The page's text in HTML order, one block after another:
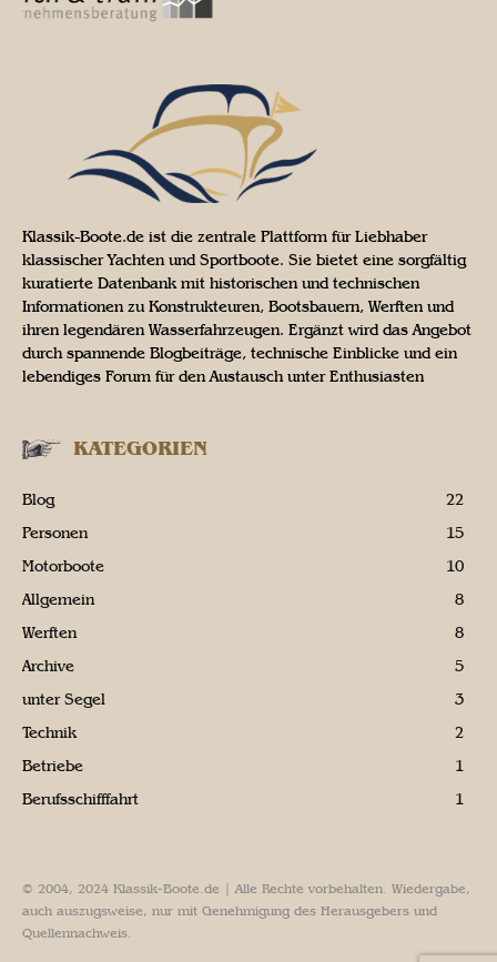
Klassik-Boote.de ist die zentrale Plattform für Liebhaber
klassischer Yachten und Sportboote. Sie bietet eine sorgfältig
kuratierte Datenbank mit historischen und technischen
Informationen zu Konstrukteuren, Bootsbauern, Werften und
ihren legendären Wasserfahrzeugen. Ergänzt wird das Angebot
durch spannende Blogbeiträge, technische Einblicke und ein
lebendiges Forum für den Austausch unter Enthusiasten
KATEGORIEN
Blog
22
Personen
15
Motorboote
10
Allgemein
8
Werften
8
Archive
5
unter Segel
3
Technik
2
Betriebe
1
Berufsschifffahrt
1
© 2004, 2024 Klassik-Boote.de | Alle Rechte vorbehalten. Wiedergabe,
auch auszugsweise, nur mit Genehmigung des Herausgebers und
Quellennachweis.